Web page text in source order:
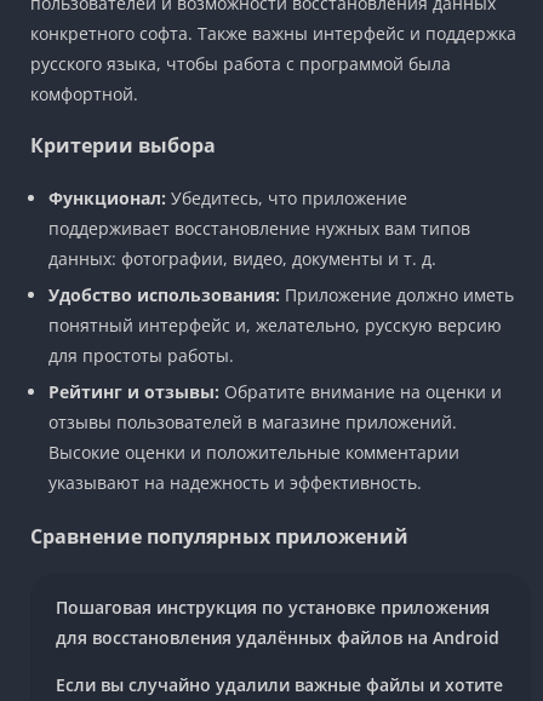
конкретного софта. Также важны интерфейс и поддержка
русского языка, чтобы работа с программой была
комфортной.
Критерии выбора
Функционал: Убедитесь, что приложение
поддерживает восстановление нужных вам типов
данных: фотографии, видео, документы и т. д.
Удобство использования: Приложение должно иметь
понятный интерфейс и, желательно, русскую версию
для простоты работы.
Рейтинг и отзывы: Обратите внимание на оценки и
отзывы пользователей в магазине приложений.
Высокие оценки и положительные комментарии
указывают на надежность и эффективность.
Сравнение популярных приложений
Пошаговая инструкция по установке приложения
для восстановления удалённых файлов на Android
Если вы случайно удалили важные файлы и хотите